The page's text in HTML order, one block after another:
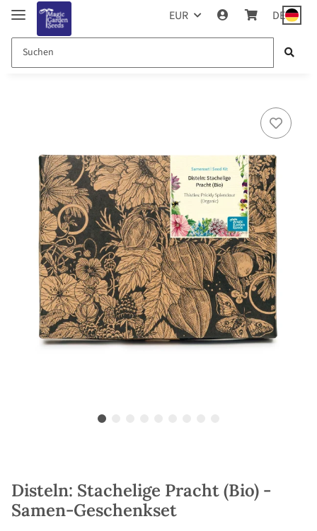
EUR DE
Disteln: Stachelige Pracht (Bio) -
Samen-Geschenkset